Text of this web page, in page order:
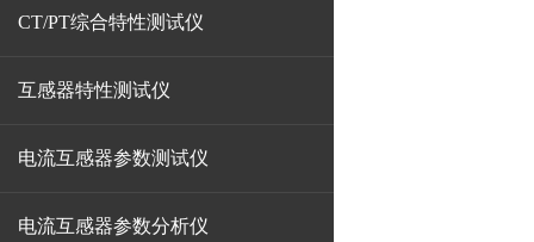
CT/PT综合特性测试仪
互感器特性测试仪
电流互感器参数测试仪
电流互感器参数分析仪